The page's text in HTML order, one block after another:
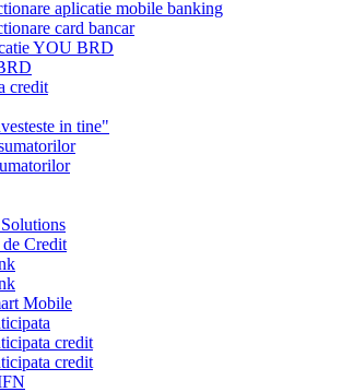
aplicatie mobile banking
card bancar
YOU BRD
credit
in tine"
Credit
Mobile
credit
credit